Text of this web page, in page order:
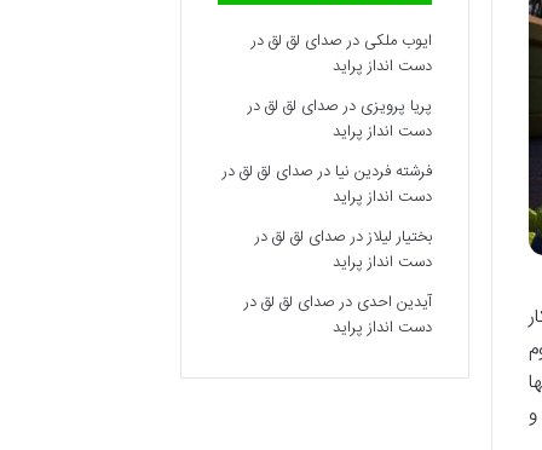
ایوب ملکی درصدای لق لق در
دست انداز پراید
پریا پرویزی درصدای لق لق در
دست انداز پراید
فرشته فردین نیا درصدای لق لق در
دست انداز پراید
بختیار لیلازدرصدای لق لق در
دست انداز پراید
آیدین احدی درصدای لق لق در
دست انداز پراید